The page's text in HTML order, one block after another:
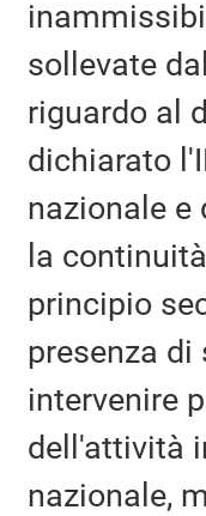
sollevate
riguardo al
dichiarato
nazionale e
la
principio
presenza
intervenire
dell'attività
nazionale,